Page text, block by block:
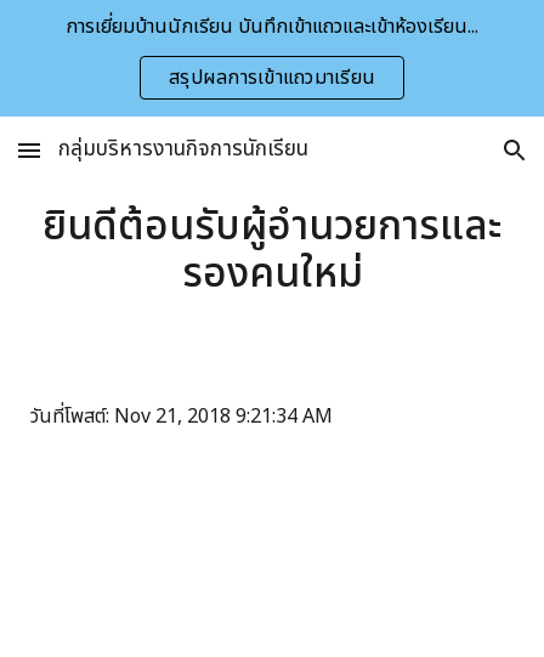
การเยี่ยมบ้านนักเรียน บันทึกเข้าแถวและเข้าห้องเรียน...
สรุปผลการเข้าแถวมาเรียน
กลุ่มบริหารงานกิจการนักเรียน
ยินดีต้อนรับผู้อำนวยการและ
รองคนใหม่
วันที่โพสต์: Nov 21, 2018 9:21:34 AM